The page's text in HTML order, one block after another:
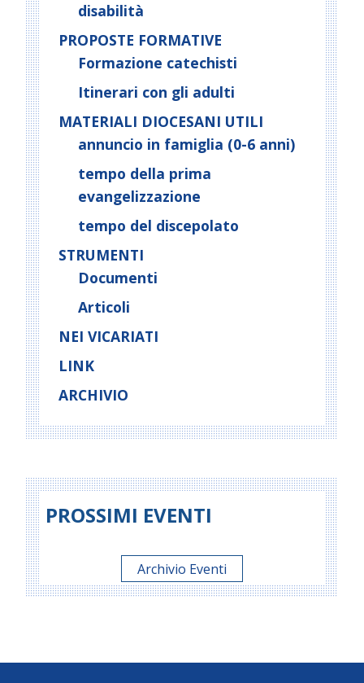
disabilità
PROPOSTE FORMATIVE
Formazione catechisti
Itinerari con gli adulti
MATERIALI DIOCESANI UTILI
annuncio in famiglia (0-6 anni)
tempo della prima
evangelizzazione
tempo del discepolato
STRUMENTI
Documenti
Articoli
NEI VICARIATI
LINK
ARCHIVIO
PROSSIMI EVENTI
Archivio Eventi